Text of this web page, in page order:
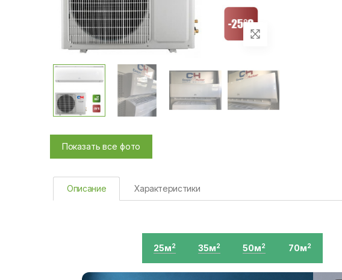
Показать все фото
Описание Характеристики
25м2 35м2 50м2 70м2